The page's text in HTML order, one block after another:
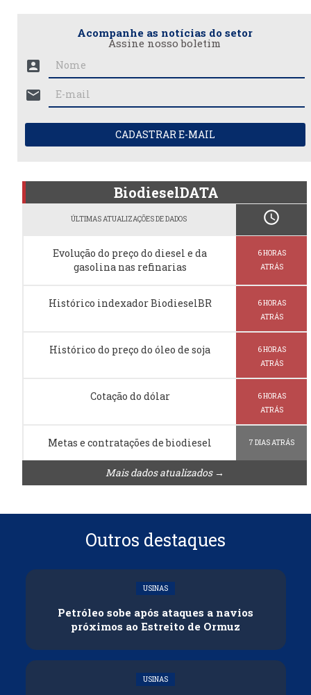
Acompanhe as notícias do setor
Assine nosso boletim
account_box
mail
CADASTRAR E-MAIL
BiodieselDATA
ÚLTIMAS ATUALIZAÇÕES DE DADOS schedule
Evolução do preço do diesel e da
gasolina nas refinarias
6 HORAS
ATRÁS
Histórico indexador BiodieselBR
6 HORAS
ATRÁS
Histórico do preço do óleo de soja
6 HORAS
ATRÁS
Cotação do dólar
6 HORAS
ATRÁS
Metas e contratações de biodiesel 7 DIAS ATRÁS
Mais dados atualizados →
Outros destaques
USINAS
Petróleo sobe após ataques a navios
próximos ao Estreito de Ormuz
USINAS